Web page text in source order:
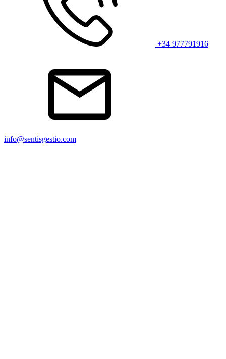
+34 977791916
info@sentisgestio.com